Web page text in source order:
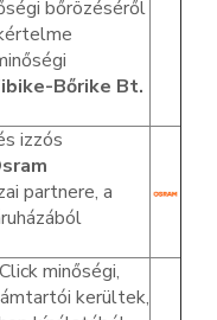
bőrözéséről
Bőrike Bt.
izzós
partnere, a
minőségi,
kerültek,